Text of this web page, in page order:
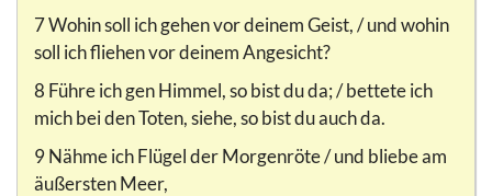
7 Wohin soll ich gehen vor deinem Geist, / und wohin
soll ich fliehen vor deinem Angesicht?
8 Führe ich gen Himmel, so bist du da; / bettete ich
mich bei den Toten, siehe, so bist du auch da.
9 Nähme ich Flügel der Morgenröte / und bliebe am
äußersten Meer,